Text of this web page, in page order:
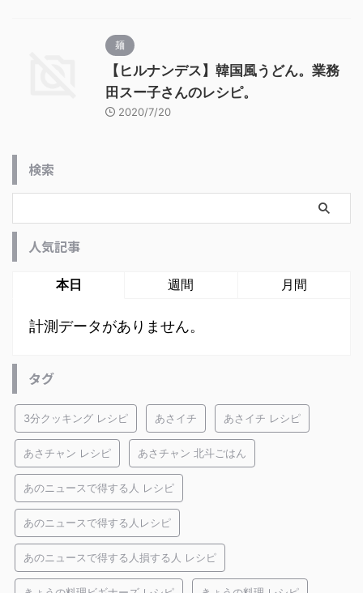
麺
【ヒルナンデス】韓国風うどん。業務
田スー子さんのレシピ。
2020/7/20
検索
人気記事
本日 週間 月間
計測データがありません。
タグ
3分クッキング レシピ あさイチ あさイチ レシピ
あさチャン レシピ あさチャン 北斗ごはん
あのニュースで得する人 レシピ
あのニュースで得する人レシピ
あのニュースで得する人損する人 レシピ